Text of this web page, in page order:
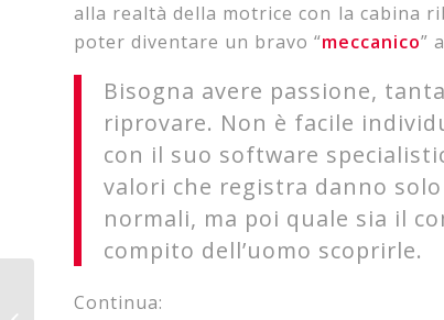
alla realtà della motrice con la cabina
poter diventare un bravo “meccanico”
Bisogna avere passione,
riprovare. Non è facile
con il suo software
valori che registra danno
normali, ma poi quale sia il
compito dell’uomo scoprirle.
Continua:
al Salone del Libro per